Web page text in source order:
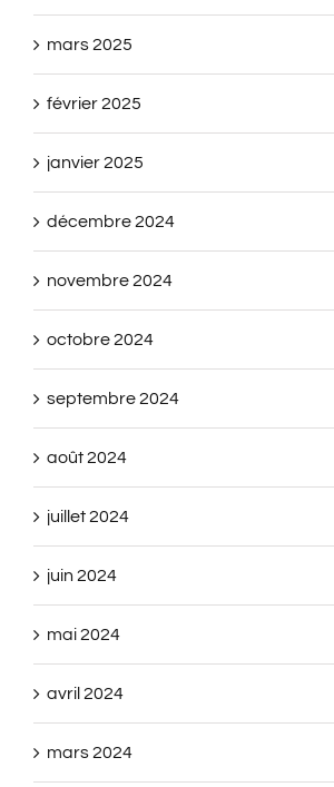
mars 2025
février 2025
janvier 2025
décembre 2024
novembre 2024
octobre 2024
septembre 2024
août 2024
juillet 2024
juin 2024
mai 2024
avril 2024
mars 2024